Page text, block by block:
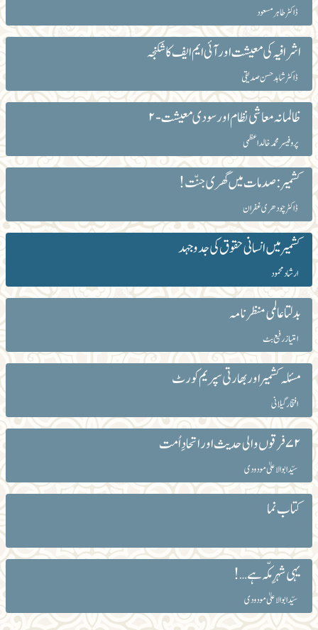
ڈاکٹر طاہرمسعود
اشرافیہ کی معیشت اور آئی ایم ایف کا شکنجہ
ڈاکٹر شاہد حسن صدیقی
ظالمانہ معاشی نظام اور سودی معیشت-۲
پروفیسر محمد خالد اعظمی
کشمیر: صدمات میں گھری جنّت!
ڈاکٹر چودھری غفران
کشمیر میں انسانی حقوق کی جدوجہد
ارشاد محمود
بدلتا عالمی منظرنامہ
امتیاز رفیع بٹ
مسئلہ کشمیر اور بھارتی سپریم کورٹ
افتخار گیلانی
۷۲فرقوں والی حدیث اور اتحادِ اُمت
سیّد ابوالاعلیٰ مودودی
کتاب نما
یہی شہرِ مکّہ ہے…!
سیّد ابوالاعلیٰ مودودی